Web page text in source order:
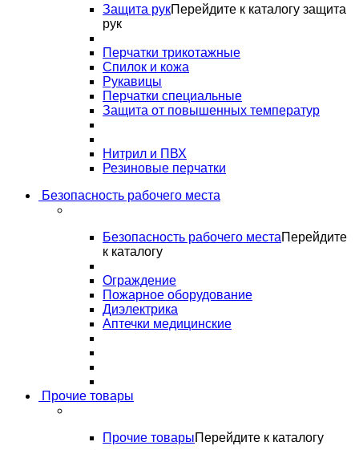
Защита рукПерейдите к каталогу защита
рук
Перчатки трикотажные
Спилок и кожа
Рукавицы
Перчатки специальные
Защита от повышенных температур
Нитрил и ПВХ
Резиновые перчатки
Безопасность рабочего места
Безопасность рабочего местаПерейдите
к каталогу
Ограждение
Пожарное оборудование
Диэлектрика
Аптечки медицинские
Прочие товары
Прочие товарыПерейдите к каталогу